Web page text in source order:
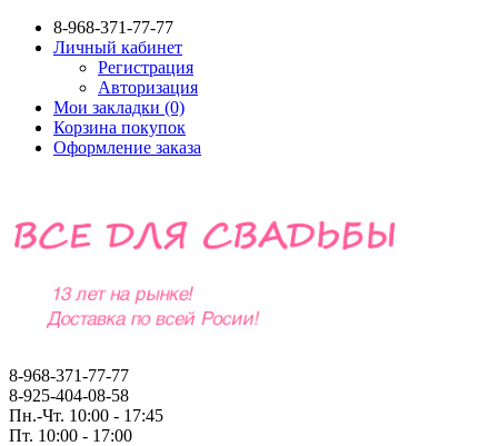
8-968-371-77-77
Личный кабинет
Регистрация
Авторизация
Мои закладки (0)
Корзина покупок
Оформление заказа
8-968-371-77-77
8-925-404-08-58
Пн.-Чт. 10:00 - 17:45
Пт. 10:00 - 17:00